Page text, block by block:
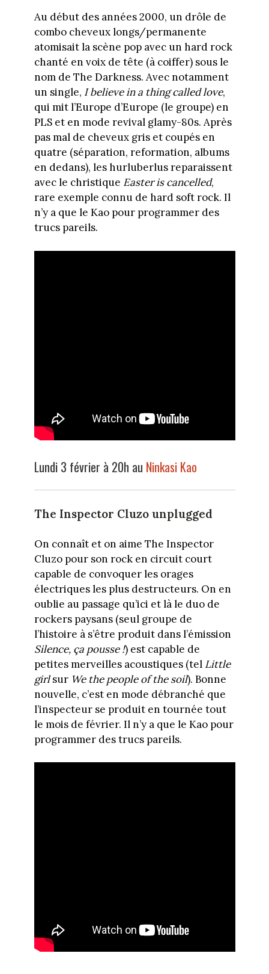
Au début des années 2000, un drôle de
combo cheveux longs/permanente
atomisait la scène pop avec un hard rock
chanté en voix de tête (à coiffer) sous le
nom de The Darkness. Avec notamment
un single, I believe in a thing called love,
qui mit l’Europe d’Europe (le groupe) en
PLS et en mode revival glamy-80s. Après
pas mal de cheveux gris et coupés en
quatre (séparation, reformation, albums
en dedans), les hurluberlus reparaissent
avec le christique Easter is cancelled,
rare exemple connu de hard soft rock. Il
n’y a que le Kao pour programmer des
trucs pareils.
Lundi 3 février à 20h au Ninkasi Kao
The Inspector Cluzo unplugged
On connaît et on aime The Inspector
Cluzo pour son rock en circuit court
capable de convoquer les orages
électriques les plus destructeurs. On en
oublie au passage qu’ici et là le duo de
rockers paysans (seul groupe de
l’histoire à s’être produit dans l’émission
Silence, ça pousse !) est capable de
petites merveilles acoustiques (tel Little
girlsur We the people of the soil). Bonne
nouvelle, c’est en mode débranché que
l’inspecteur se produit en tournée tout
le mois de février. Il n’y a que le Kao pour
programmer des trucs pareils.